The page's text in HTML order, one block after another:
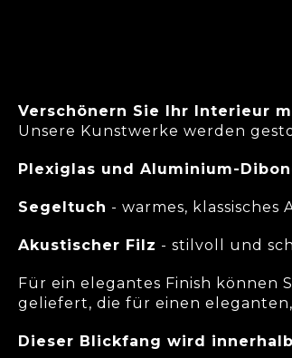
Verschönern Sie Ihr Interieur
Unsere Kunstwerke werden
Plexiglas und Aluminium-
Segeltuch - warmes,
Akustischer Filz - stilvoll und
Für ein elegantes Finish können
geliefert, die für einen
Dieser Blickfang wird